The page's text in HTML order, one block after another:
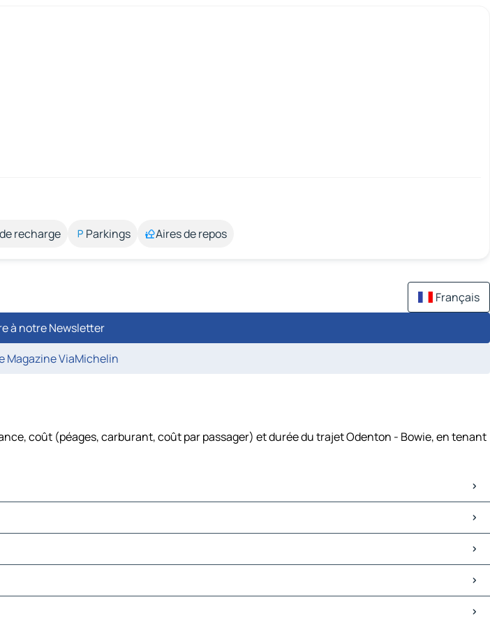
recharge Parkings Aires de repos
Français
à notre Newsletter
Magazine ViaMichelin
coût (péages, carburant, coût par passager) et durée du trajet Odenton - Bowie, en tenant